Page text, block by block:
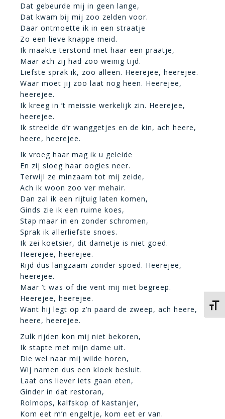
Dat gebeurde mij in geen lange,
Dat kwam bij mij zoo zelden voor.
Daar ontmoette ik in een straatje
Zo een lieve knappe meid.
Ik maakte terstond met haar een praatje,
Maar ach zij had zoo weinig tijd.
Liefste sprak ik, zoo alleen. Heerejee, heerejee.
Waar moet jij zoo laat nog heen. Heerejee,
heerejee.
Ik kreeg in ’t meissie werkelijk zin. Heerejee,
heerejee.
Ik streelde d’r wanggetjes en de kin, ach heere,
heere, heerejee.
Ik vroeg haar mag ik u geleide
En zij sloeg haar oogies neer.
Terwijl ze minzaam tot mij zeide,
Ach ik woon zoo ver mehair.
Dan zal ik een rijtuig laten komen,
Ginds zie ik een ruime koes,
Stap maar in en zonder schromen,
Sprak ik allerliefste snoes.
Ik zei koetsier, dit dametje is niet goed.
Heerejee, heerejee.
Rijd dus langzaam zonder spoed. Heerejee,
heerejee.
Maar ’t was of die vent mij niet begreep.
Heerejee, heerejee.
Want hij legt op z’n paard de zweep, ach heere,
heere, heerejee.
Zulk rijden kon mij niet bekoren,
Ik stapte met mijn dame uit.
Die wel naar mij wilde horen,
Wij namen dus een kloek besluit.
Laat ons liever iets gaan eten,
Ginder in dat restoran,
Rolmops, kalfskop of kastanjer,
Kom eet m’n engeltje, kom eet er van.